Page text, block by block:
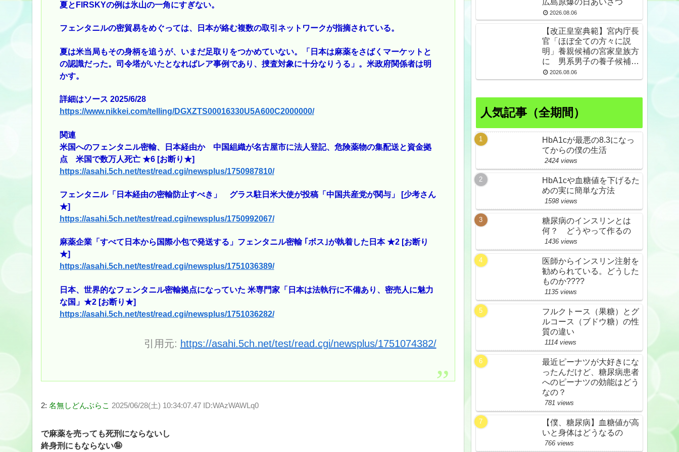
夏とFIRSKYの例は氷山の一角にすぎない。
フェンタニルの密貿易をめぐっては、日本が絡む複数の取引ネットワークが指摘されている。
夏は米当局もその身柄を追うが、いまだ足取りをつかめていない。「日本は麻薬をさばくマーケットと
の認識だった。司令塔がいたとなればレア事例であり、捜査対象に十分なりうる」。米政府関係者は明
かす。
詳細はソース 2025/6/28
https://www.nikkei.com/telling/DGXZTS00016330U5A600C2000000/
関連
米国へのフェンタニル密輸、日本経由か 中国組織が名古屋市に法人登記、危険薬物の集配送と資金拠
点 米国で数万人死亡 ★6 [お断り★]
https://asahi.5ch.net/test/read.cgi/newsplus/1750987810/
フェンタニル「日本経由の密輸防止すべき」 グラス駐日米大使が投稿「中国共産党が関与」 [少考さん
★]
https://asahi.5ch.net/test/read.cgi/newsplus/1750992067/
麻薬企業「すべて日本から国際小包で発送する」フェンタニル密輸 ｢ボス｣が執着した日本 ★2 [お断り
★]
https://asahi.5ch.net/test/read.cgi/newsplus/1751036389/
日本、世界的なフェンタニル密輸拠点になっていた 米専門家「日本は法執行に不備あり、密売人に魅力
な国」★2 [お断り★]
https://asahi.5ch.net/test/read.cgi/newsplus/1751036282/
引用元: https://asahi.5ch.net/test/read.cgi/newsplus/1751074382/
2: 名無しどんぶらこ 2025/06/28(土) 10:34:07.47 ID:WAzWAWLq0
で麻薬を売っても死刑にならないし
終身刑にもならない🤪
2026.08.06
【改正皇室典範】宮内庁長
官「ほぼ全ての方々に説
明」養親候補の宮家皇族方
に 男系男子の養子候補は
「把握せず」
2026.08.06
人気記事（全期間）
HbA1cが最悪の8.3になっ
てからの僕の生活
2424 views
HbA1cや血糖値を下げるた
めの実に簡単な方法
1598 views
糖尿病のインスリンとは
何？ どうやって作るの
1436 views
医師からインスリン注射を
勧められている。どうした
ものか????
1135 views
フルクトース（果糖）とグ
ルコース（ブドウ糖）の性
質の違い
1114 views
最近ピーナツが大好きにな
ったんだけど、糖尿病患者
へのピーナツの効能はどう
なの？
781 views
【僕、糖尿病】血糖値が高
いと身体はどうなるの
766 views